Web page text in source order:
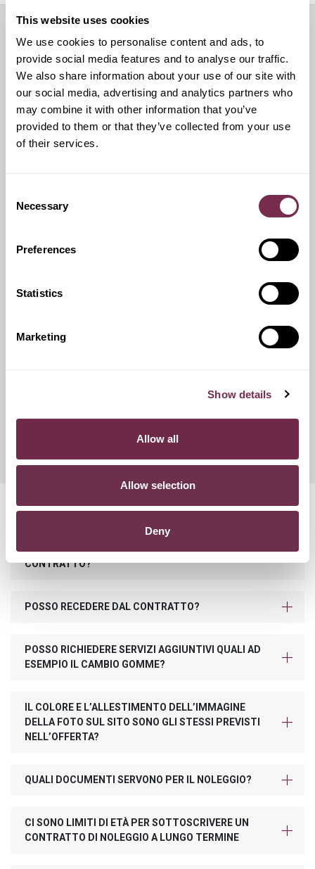
This website uses cookies
We use cookies to personalise content and ads, to
provide social media features and to analyse our traffic.
We also share information about your use of our site with
our social media, advertising and analytics partners who
may combine it with other information that you’ve
provided to them or that they’ve collected from your use
of their services.
Selection
Necessary
Preferences
Statistics
Marketing
Show details
Allow all
Allow selection
Deny
Servizi aggiuntivi
Ritiro Usato
I nostri esperti ti forniranno una valutazione gratuita della
anche con pneumatici termici (se montabili sui cerchi in
dotazione), o in alternativa, qualora fosse possibile, con
l'importo del canone mensile di noleggio.
Domande frequenti
CONTRATTO?
POSSO RECEDERE DAL CONTRATTO?
POSSO RICHIEDERE SERVIZI AGGIUNTIVI QUALI AD
ESEMPIO IL CAMBIO GOMME?
IL COLORE E L’ALLESTIMENTO DELL’IMMAGINE
DELLA FOTO SUL SITO SONO GLI STESSI PREVISTI
NELL’OFFERTA?
QUALI DOCUMENTI SERVONO PER IL NOLEGGIO?
CI SONO LIMITI DI ETÀ PER SOTTOSCRIVERE UN
CONTRATTO DI NOLEGGIO A LUNGO TERMINE